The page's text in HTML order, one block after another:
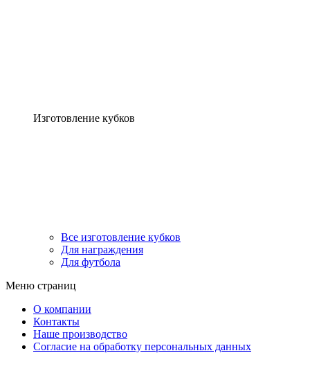
Изготовление кубков
Все изготовление кубков
Для награждения
Для футбола
Меню страниц
О компании
Контакты
Наше производство
Согласие на обработку персональных данных